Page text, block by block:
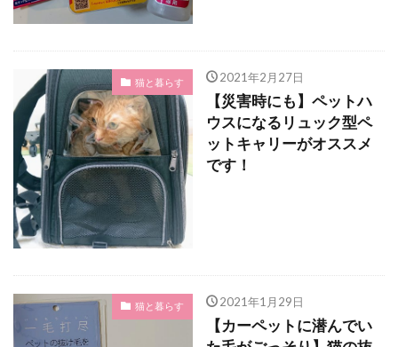
猫と暮らす 2021年2月27日
【災害時にも】ペットハ
ウスになるリュック型ペ
ットキャリーがオススメ
です！
猫と暮らす 2021年1月29日
【カーペットに潜んでい